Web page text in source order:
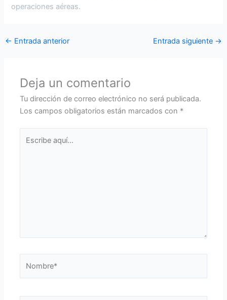
operaciones aéreas.
← Entrada anterior Entrada siguiente →
Deja un comentario
Tu dirección de correo electrónico no será publicada.
Los campos obligatorios están marcados con *
aquí...